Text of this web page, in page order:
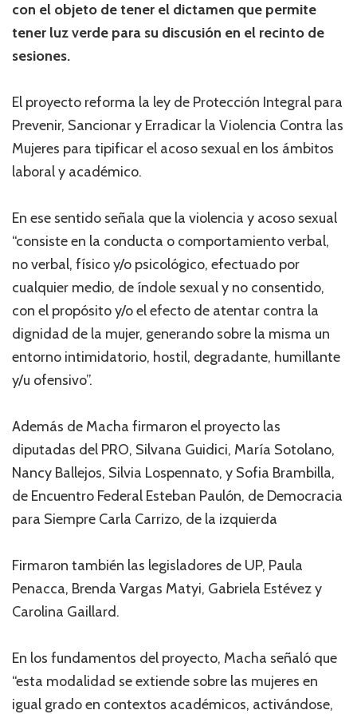
con el objeto de tener el dictamen que permite
tener luz verde para su discusión en el recinto de
sesiones.
El proyecto reforma la ley de Protección Integral para
Prevenir, Sancionar y Erradicar la Violencia Contra las
Mujeres para tipificar el acoso sexual en los ámbitos
laboral y académico.
En ese sentido señala que la violencia y acoso sexual
“consiste en la conducta o comportamiento verbal,
no verbal, físico y/o psicológico, efectuado por
cualquier medio, de índole sexual y no consentido,
con el propósito y/o el efecto de atentar contra la
dignidad de la mujer, generando sobre la misma un
entorno intimidatorio, hostil, degradante, humillante
y/u ofensivo”.
Además de Macha firmaron el proyecto las
diputadas del PRO, Silvana Guidici, María Sotolano,
Nancy Ballejos, Silvia Lospennato, y Sofia Brambilla,
de Encuentro Federal Esteban Paulón, de Democracia
para Siempre Carla Carrizo, de la izquierda
Firmaron también las legisladores de UP, Paula
Penacca, Brenda Vargas Matyi, Gabriela Estévez y
Carolina Gaillard.
En los fundamentos del proyecto, Macha señaló que
“esta modalidad se extiende sobre las mujeres en
igual grado en contextos académicos, activándose,